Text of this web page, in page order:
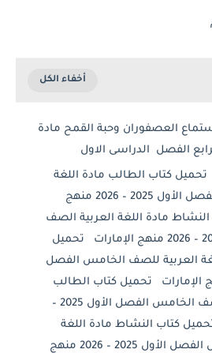
العصفوران وحبة القمح مادة
الفصل الدراسى الاول
كتاب الطالب مادة اللغة
العربية الصف الرابع الفصل الأول 2025 – 2026 منهج
مادة اللغة العربية الصف
الرابع الفصل الأول 2025 – 2026 منهج الإمارات تحميل
العربية للصف الخامس الفصل
2025 – 2026 منهج الإمارات تحميل كتاب الطالب
مادة اللغة العربية للصف الخامس الفصل الأول 2025 –
تحميل كتاب النشاط مادة اللغة
العربية للصف الخامس الفصل الأول 2025 – 2026 منهج